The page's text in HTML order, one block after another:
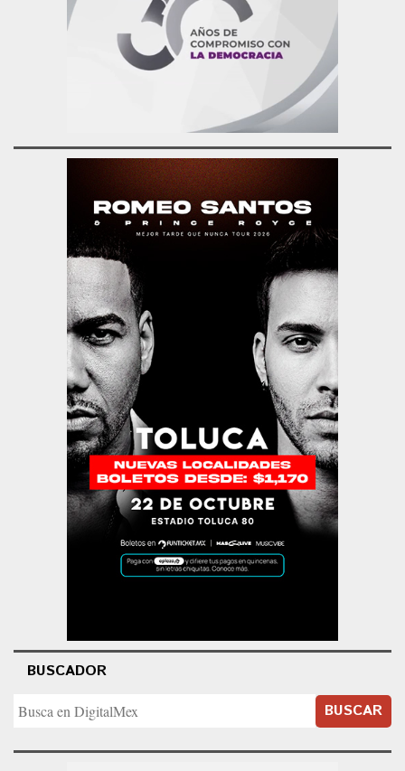
BUSCADOR
BUSCAR